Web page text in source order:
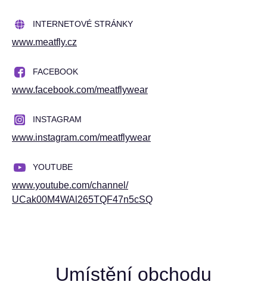
INTERNETOVÉ STRÁNKY
www.meatfly.cz
FACEBOOK
www.facebook.com/meatflywear
INSTAGRAM
www.instagram.com/meatflywear
YOUTUBE
www.youtube.com/channel/
UCak00M4WAl265TQF47n5cSQ
Umístění obchodu